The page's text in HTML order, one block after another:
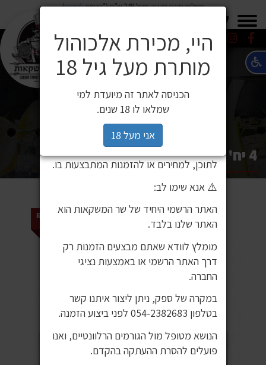
משלוח חינם בקניה מעל 249 ש"ח (*בכפוף לתקנון)
4 יח' סמירנוף אייס 275 מ"ל
מחיר קודם 49 ₪
⚠️ הודעה חשובה ללקוחותינו
לאחרונה זיהינו כי גורם חיצוני העתיק את
בהם שימוש ללא אישור. מדובר באתר שאינו
שייך לחברת שר המשקאות, ואיננו אחראים
לתוכן, למחירים או להזמנות המתבצעות בו.
⚠️ אנא שימו לב:
האתר הרשמי היחיד של שר המשקאות הוא
האתר שלנו בלבד.
מומלץ לוודא שאתם מבצעים הזמנות רק
דרך האתר הרשמי או באמצעות נציגי
החברה.
במקרה של ספק, ניתן ליצור איתנו קשר
בטלפון 054-2382683 לפני ביצוע הזמנה.
הנושא מטופל מול הגורמים הרלוונטיים, ואנו
פועלים להסרת ההעתקה בהקדם.
היי, מכירת אלכוהול
מותרת מעל גיל 18
הכניסה לאתר זה מיועדת למי
שמלאו לו 18 שנים.
אני מעל 18